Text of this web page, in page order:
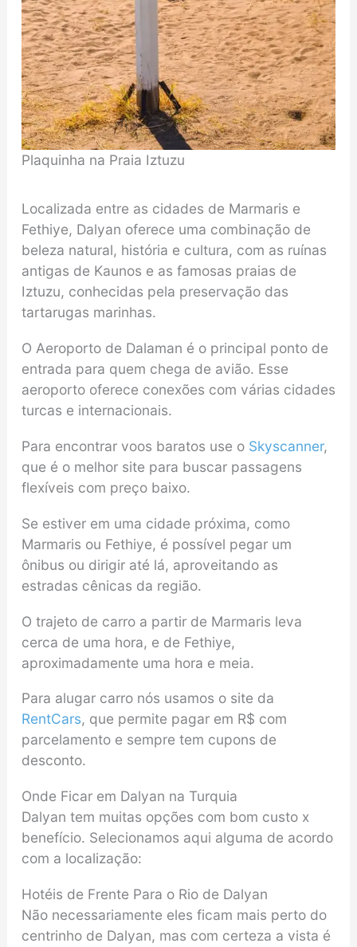
Plaquinha na Praia Iztuzu
Localizada entre as cidades de Marmaris e
Fethiye, Dalyan oferece uma combinação de
beleza natural, história e cultura, com as ruínas
antigas de Kaunos e as famosas praias de
Iztuzu, conhecidas pela preservação das
tartarugas marinhas.
O Aeroporto de Dalaman é o principal ponto de
entrada para quem chega de avião. Esse
aeroporto oferece conexões com várias cidades
turcas e internacionais.
Para encontrar voos baratos use o Skyscanner,
que é o melhor site para buscar passagens
flexíveis com preço baixo.
Se estiver em uma cidade próxima, como
Marmaris ou Fethiye, é possível pegar um
ônibus ou dirigir até lá, aproveitando as
estradas cênicas da região.
O trajeto de carro a partir de Marmaris leva
cerca de uma hora, e de Fethiye,
aproximadamente uma hora e meia.
Para alugar carro nós usamos o site da
RentCars, que permite pagar em R$ com
parcelamento e sempre tem cupons de
desconto.
Onde Ficar em Dalyan na Turquia
Dalyan tem muitas opções com bom custo x
benefício. Selecionamos aqui alguma de acordo
com a localização:
Hotéis de Frente Para o Rio de Dalyan
Não necessariamente eles ficam mais perto do
centrinho de Dalyan, mas com certeza a vista é